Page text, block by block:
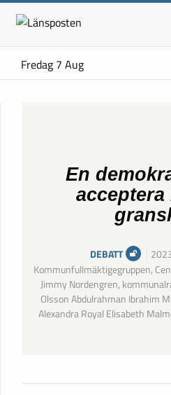
Fredag 7 Aug
En
acceptera
DEBATT
Kommunfullmäktigegruppen,
Jimmy Nordengren,
Olsson Abdulrahman Ibrahim
Alexandra Royal Elisabeth